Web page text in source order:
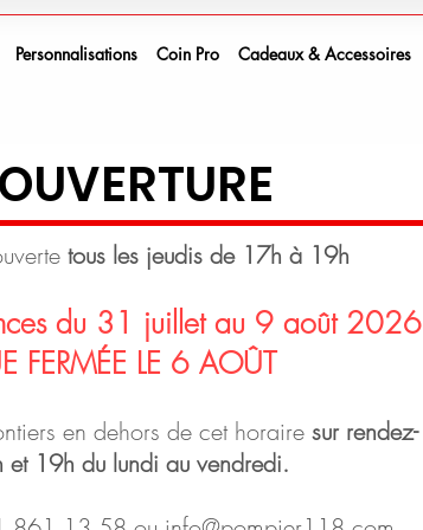
Personnalisations Coin Pro Cadeaux & Accessoires
tous les jeudis de 17h à 19h
du 31 juillet au 9 août 2026
FERMÉE LE 6 AOÛT
en dehors de cet horaire sur rendez-
et 19h du lundi au vendredi.